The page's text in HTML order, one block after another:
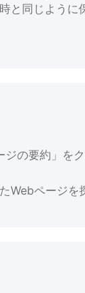
同じように
の要約」をク
ページを